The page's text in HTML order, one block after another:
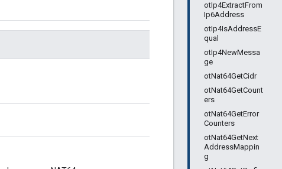
otIp4ExtractFrom
Ip6Address
otIp4IsAddressE
qual
otIp4NewMessa
ge
otNat64GetCidr
otNat64GetCount
ers
otNat64GetError
Counters
otNat64GetNext
AddressMappin
g